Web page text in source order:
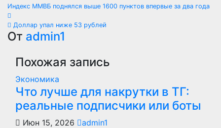
Навигация
по
записям
Индекс ММВБ поднялся выше 1600 пунктов впервые за два года
Доллар упал ниже 53 рублей
От admin1
Похожая запись
Экономика
Что лучше для накрутки в ТГ:
реальные подписчики или боты
Июн 15, 2026
admin1